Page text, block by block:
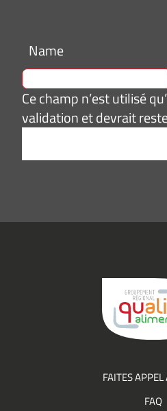
Name
Ce champ n’est utilisé
validation et devrait
e-
FAITES
FAQ